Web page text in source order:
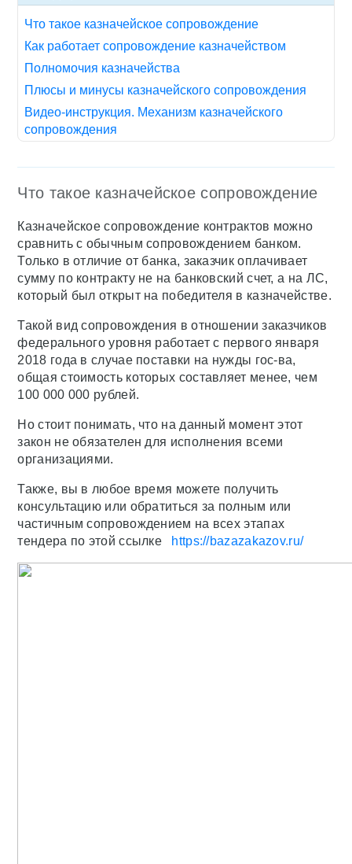
Что такое казначейское сопровождение
Как работает сопровождение казначейством
Полномочия казначейства
Плюсы и минусы казначейского сопровождения
Видео-инструкция. Механизм казначейского
сопровождения
Что такое казначейское сопровождение
Казначейское сопровождение контрактов можно
сравнить с обычным сопровождением банком.
Только в отличие от банка, заказчик оплачивает
сумму по контракту не на банковский счет, а на ЛС,
который был открыт на победителя в казначействе.
Такой вид сопровождения в отношении заказчиков
федерального уровня работает с первого января
2018 года в случае поставки на нужды гос-ва,
общая стоимость которых составляет менее, чем
100 000 000 рублей.
Но стоит понимать, что на данный момент этот
закон не обязателен для исполнения всеми
организациями.
Также, вы в любое время можете получить
консультацию или обратиться за полным или
частичным сопровождением на всех этапах
тендера по этой сcылке
https://bazazakazov.ru/